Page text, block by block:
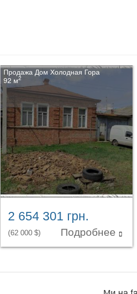
Продажа Дом Холодная Гора
92 м2
2 654 301 грн.
(62 000 $) Подробнее